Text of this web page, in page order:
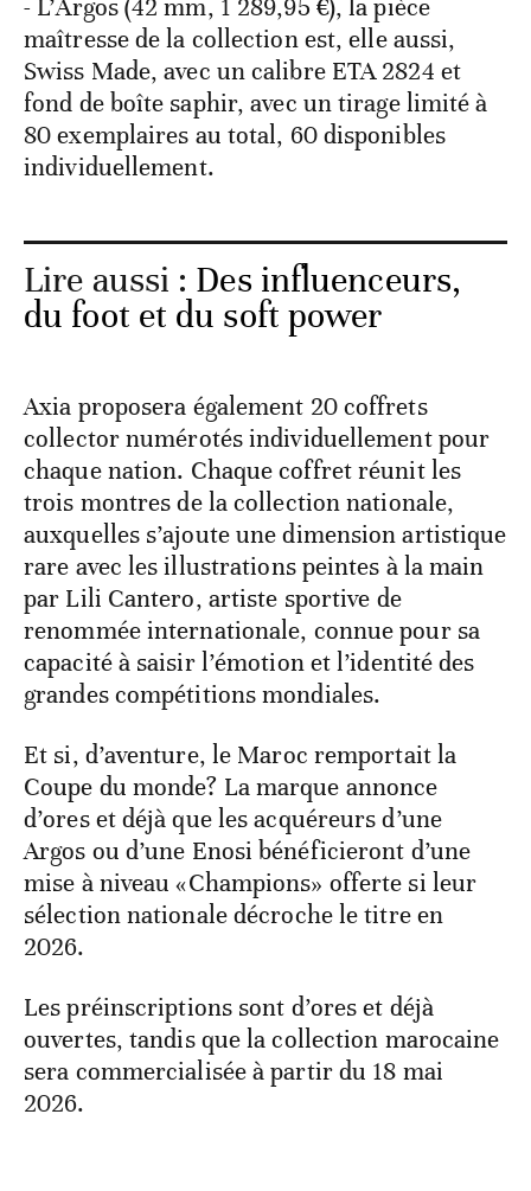
- L’Argos (42 mm, 1 289,95 €), la pièce
maîtresse de la collection est, elle aussi,
Swiss Made, avec un calibre ETA 2824 et
fond de boîte saphir, avec un tirage limité à
80 exemplaires au total, 60 disponibles
individuellement.
Lire aussi : Des influenceurs,
du foot et du soft power
Axia proposera également 20 coffrets
collector numérotés individuellement pour
chaque nation. Chaque coffret réunit les
trois montres de la collection nationale,
auxquelles s’ajoute une dimension artistique
rare avec les illustrations peintes à la main
par Lili Cantero, artiste sportive de
renommée internationale, connue pour sa
capacité à saisir l’émotion et l’identité des
grandes compétitions mondiales.
Et si, d’aventure, le Maroc remportait la
Coupe du monde? La marque annonce
d’ores et déjà que les acquéreurs d’une
Argos ou d’une Enosi bénéficieront d’une
mise à niveau «Champions» offerte si leur
sélection nationale décroche le titre en
2026.
Les préinscriptions sont d’ores et déjà
ouvertes, tandis que la collection marocaine
sera commercialisée à partir du 18 mai
2026.